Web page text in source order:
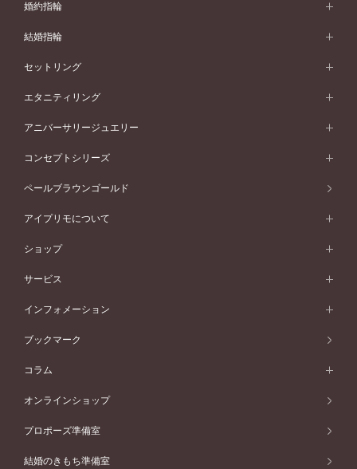
婚約指輪
婚約指輪 (エンゲージリング)
婚約指輪一覧
ピンクゴールド
ペールブラウンゴールド
ウェーブライン
V字ライン
ワンサイドメレ
ダブルサイドメレ
フェミニン
モード
50万円台～
40万円台～
30万円台～
婚約指輪 人気ランキング
婚約ネックレス
ダイヤモンドシェイプコレクション
パーフェクトプロポーズリング
ダイヤモンドプロポーズ
結婚指輪
結婚指輪 (マリッジリング)
結婚指輪一覧
ピンクゴールド
ペールブラウンゴールド
ウェーブライン
V字ライン
ワンメレ
セベラルメレ
フェミニン
モード
50万円～
40万円～50万円
30万円～40万円
セットリング
セットリング
セットリング一覧
ピンクゴールド
ペールブラウンゴールド
エタニティリング
エタニティリング
エタニティリング一覧
ピンクゴールド
ペールブラウンゴールド
アニバーサリージュエリー
アニバーサリージュエリー
アニバーサリージュエリー一覧
ファッションリング
ブレスレット
コンセプトシリーズ
コンセプトシリーズ
オリジンビリーフ
エトワル
スワハ
プレミオン
ペールブラウンゴールド
アイプリモについて
アイプリモについて
パーソナルハンド診断
デザインへのこだわり
ショップ
店舗一覧
北海道
札幌店
サービス
プロポーズサポート
サービス
インフォメーション
ご来店予約について
ニュース一覧
ブックマーク
コラム
コラム
オンラインショップ
プロポーズ準備室
結婚のきもち準備室